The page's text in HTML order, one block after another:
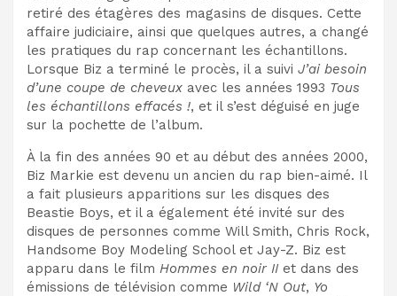
retiré des étagères des magasins de disques. Cette
affaire judiciaire, ainsi que quelques autres, a changé
les pratiques du rap concernant les échantillons.
Lorsque Biz a terminé le procès, il a suivi J’ai besoin
d’une coupe de cheveux avec les années 1993 Tous
les échantillons effacés !, et il s’est déguisé en juge
sur la pochette de l’album.
À la fin des années 90 et au début des années 2000,
Biz Markie est devenu un ancien du rap bien-aimé. Il
a fait plusieurs apparitions sur les disques des
Beastie Boys, et il a également été invité sur des
disques de personnes comme Will Smith, Chris Rock,
Handsome Boy Modeling School et Jay-Z. Biz est
apparu dans le film Hommes en noir II et dans des
émissions de télévision comme Wild ‘N Out, Yo